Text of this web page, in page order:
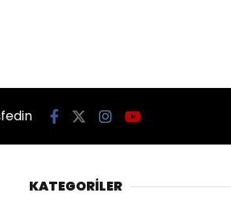
KATEGORİLER